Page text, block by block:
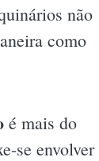
não
como
é mais do
se envolver